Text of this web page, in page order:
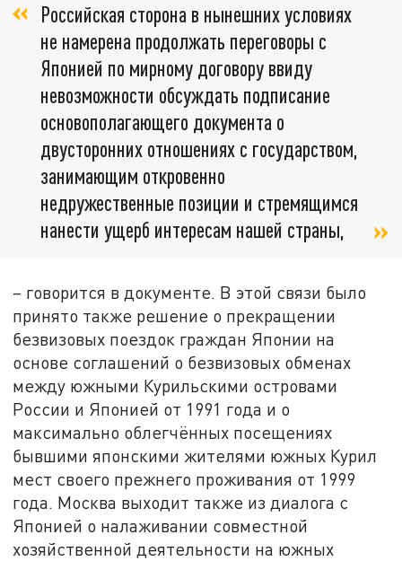
Российская сторона в нынешних условиях
не намерена продолжать переговоры с
Японией по мирному договору ввиду
невозможности обсуждать подписание
основополагающего документа о
двусторонних отношениях с государством,
занимающим откровенно
недружественные позиции и стремящимся
нанести ущерб интересам нашей страны,
– говорится в документе. В этой связи было
принято также решение о прекращении
безвизовых поездок граждан Японии на
основе соглашений о безвизовых обменах
между южными Курильскими островами
России и Японией от 1991 года и о
максимально облегчённых посещениях
бывшими японскими жителями южных Курил
мест своего прежнего проживания от 1999
года. Москва выходит также из диалога с
Японией о налаживании совместной
хозяйственной деятельности на южных